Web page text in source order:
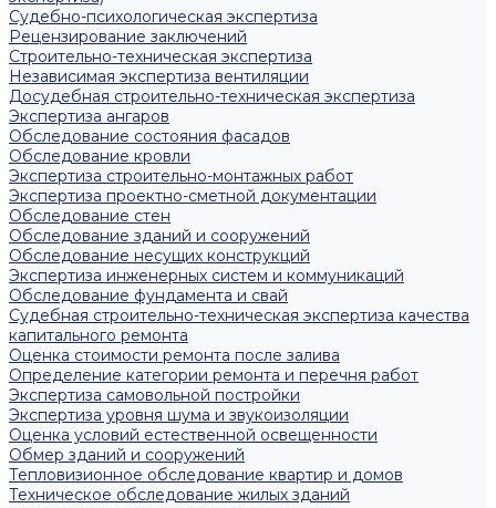
Судебно-психологическая экспертиза
Рецензирование заключений
Строительно-техническая экспертиза
Независимая экспертиза вентиляции
Досудебная строительно-техническая экспертиза
Экспертиза ангаров
Обследование состояния фасадов
Обследование кровли
Экспертиза строительно-монтажных работ
Экспертиза проектно-сметной документации
Обследование стен
Обследование зданий и сооружений
Обследование несущих конструкций
Экспертиза инженерных систем и коммуникаций
Обследование фундамента и свай
Судебная строительно-техническая экспертиза качества
капитального ремонта
Оценка стоимости ремонта после залива
Определение категории ремонта и перечня работ
Экспертиза самовольной постройки
Экспертиза уровня шума и звукоизоляции
Оценка условий естественной освещенности
Обмер зданий и сооружений
Тепловизионное обследование квартир и домов
Техническое обследование жилых зданий